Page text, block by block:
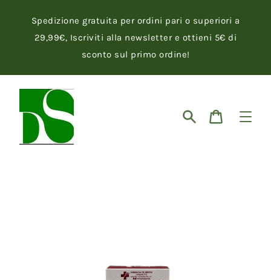
direttamente
contenuti
Spedizione gratuita per ordini pari o superiori a
29,99€, Iscriviti alla newsletter e ottieni 5€ di
sconto sul primo ordine!